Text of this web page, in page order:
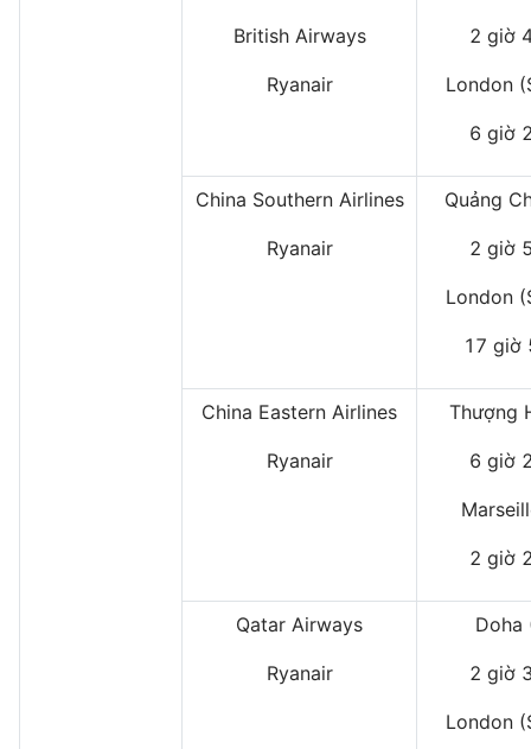
British Airways
Ryanair
2 giờ
London
6 giờ
China Southern Airlines
Ryanair
Quảng
2 giờ
London
17 giờ
China Eastern Airlines
Ryanair
Thượng
6 giờ
2 giờ
Qatar Airways
Ryanair
Doha
2 giờ
London